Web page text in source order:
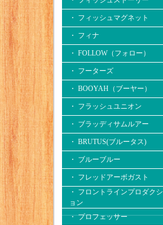
・ フィッシュマグネット
・ フィナ
・ FOLLOW（フォロー）
・ フーターズ
・ BOOYAH（ブーヤー）
・ フラッシュユニオン
・ ブラッディサムルアー
・ BRUTUS(ブルータス)
・ ブルーブルー
・ フレッドアーボガスト
・ フロントラインプロダクシ
ョン
・ プロフェッサー